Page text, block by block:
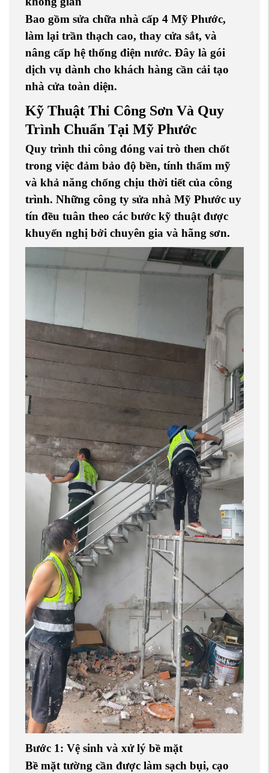
Bao gồm sửa chữa nhà cấp 4 Mỹ Phước,
làm lại trần thạch cao, thay cửa sắt, và
nâng cấp hệ thống điện nước. Đây là gói
dịch vụ dành cho khách hàng cần cải tạo
nhà cửa toàn diện.
Kỹ Thuật Thi Công Sơn Và Quy
Trình Chuẩn Tại Mỹ Phước
Quy trình thi công đóng vai trò then chốt
trong việc đảm bảo độ bền, tính thẩm mỹ
và khả năng chống chịu thời tiết của công
trình. Những công ty sửa nhà Mỹ Phước uy
tín đều tuân theo các bước kỹ thuật được
khuyến nghị bởi chuyên gia và hãng sơn.
Bước 1: Vệ sinh và xử lý bề mặt
Bề mặt tường cần được làm sạch bụi, cạo